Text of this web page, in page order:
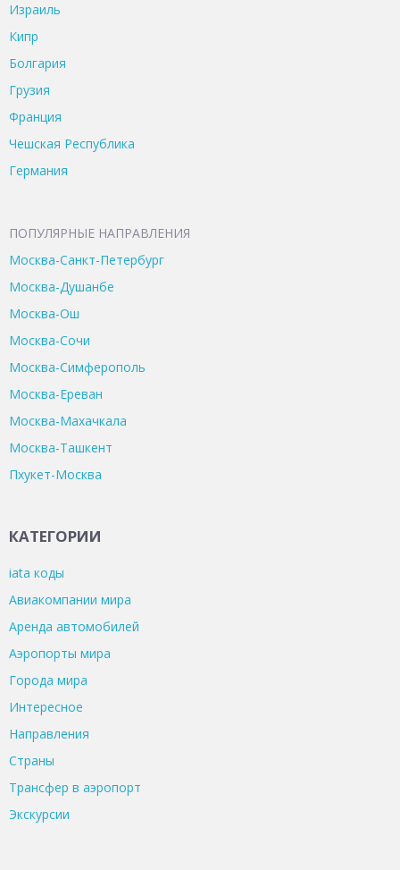
Израиль
Кипр
Болгария
Грузия
Франция
Чешская Республика
Германия
ПОПУЛЯРНЫЕ НАПРАВЛЕНИЯ
Москва-Санкт-Петербург
Москва-Душанбе
Москва-Ош
Москва-Сочи
Москва-Симферополь
Москва-Ереван
Москва-Махачкала
Москва-Ташкент
Пхукет-Москва
КАТЕГОРИИ
iata коды
Авиакомпании мира
Аренда автомобилей
Аэропорты мира
Города мира
Интересное
Направления
Страны
Трансфер в аэропорт
Экскурсии